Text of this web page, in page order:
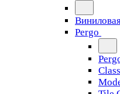
Pergo